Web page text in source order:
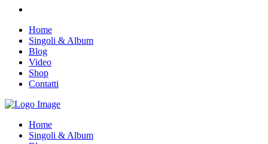
Home
Singoli & Album
Blog
Video
Shop
Contatti
Home
Singoli & Album